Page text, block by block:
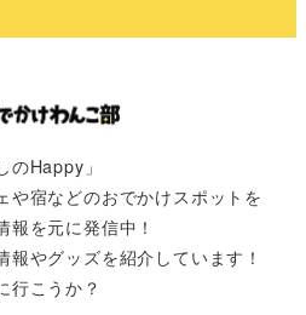
のHappy」
や宿などのおでかけスポットを
を元に発信中！
やグッズを紹介しています！
行こうか？